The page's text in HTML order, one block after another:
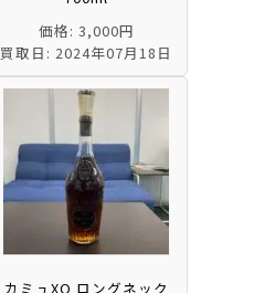
価格: 3,000円
買取日: 2024年07月18日
カミュXO ロングネック